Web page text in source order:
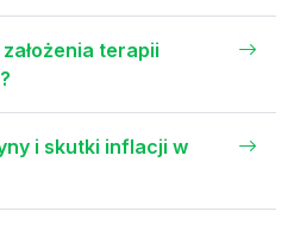
założenia terapii
i skutki inflacji w